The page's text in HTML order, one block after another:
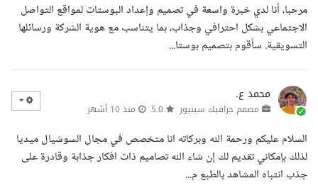
مرحبا، أنا لدي خبرة واسعة في تصميم وإعداد البوستات لمواقع التواصل
الاجتماعي بشكل احترافي وجذاب، بما يتناسب مع هوية الشركة ورسائلها
التسويقية. سأقوم بتصميم بوستا...
محمد ع.
مصمم جرافيك سينيور منذ 10 أشهر
السلام عليكم ورحمة الله وبركاته انا متخصص في مجال السوشيال ميديا
لذلك بإمكاني تقديم لك إن شاء الله تصاميم ذات افكار جذابة وقادرة على
جذب انتباه المشاهد بالطبع م...